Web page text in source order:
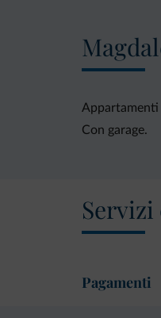
Appartamenti
Con garage.
Pagamenti